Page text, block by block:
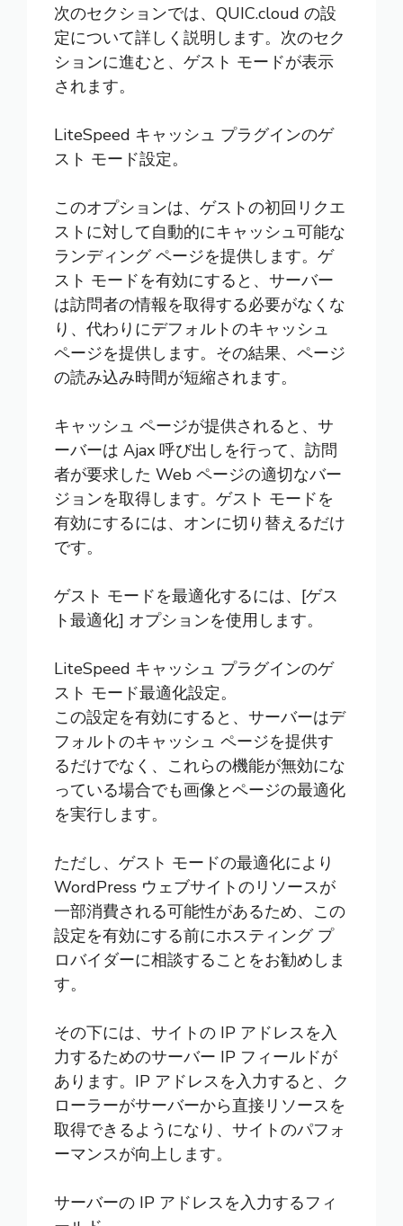
次のセクションでは、QUIC.cloud の設
定について詳しく説明します。次のセク
ションに進むと、ゲスト モードが表示
されます。
LiteSpeed キャッシュ プラグインのゲ
スト モード設定。
このオプションは、ゲストの初回リクエ
ストに対して自動的にキャッシュ可能な
ランディング ページを提供します。ゲ
スト モードを有効にすると、サーバー
は訪問者の情報を取得する必要がなくな
り、代わりにデフォルトのキャッシュ
ページを提供します。その結果、ページ
の読み込み時間が短縮されます。
キャッシュ ページが提供されると、サ
ーバーは Ajax 呼び出しを行って、訪問
者が要求した Web ページの適切なバー
ジョンを取得します。ゲスト モードを
有効にするには、オンに切り替えるだけ
です。
ゲスト モードを最適化するには、[ゲス
ト最適化] オプションを使用します。
LiteSpeed キャッシュ プラグインのゲ
スト モード最適化設定。
この設定を有効にすると、サーバーはデ
フォルトのキャッシュ ページを提供す
るだけでなく、これらの機能が無効にな
っている場合でも画像とページの最適化
を実行します。
ただし、ゲスト モードの最適化により
WordPress ウェブサイトのリソースが
一部消費される可能性があるため、この
設定を有効にする前にホスティング プ
ロバイダーに相談することをお勧めしま
す。
その下には、サイトの IP アドレスを入
力するためのサーバー IP フィールドが
あります。IP アドレスを入力すると、ク
ローラーがサーバーから直接リソースを
取得できるようになり、サイトのパフォ
ーマンスが向上します。
サーバーの IP アドレスを入力するフィ